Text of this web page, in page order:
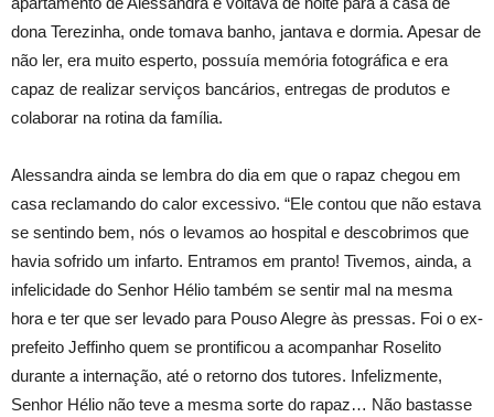
dona Terezinha, onde tomava banho, jantava e dormia. Apesar de
não ler, era muito esperto, possuía memória fotográfica e era
capaz de realizar serviços bancários, entregas de produtos e
colaborar na rotina da família.
Alessandra ainda se lembra do dia em que o rapaz chegou em
casa reclamando do calor excessivo. “Ele contou que não estava
se sentindo bem, nós o levamos ao hospital e descobrimos que
havia sofrido um infarto. Entramos em pranto! Tivemos, ainda, a
infelicidade do Senhor Hélio também se sentir mal na mesma
hora e ter que ser levado para Pouso Alegre às pressas. Foi o ex-
prefeito Jeffinho quem se prontificou a acompanhar Roselito
durante a internação, até o retorno dos tutores. Infelizmente,
Senhor Hélio não teve a mesma sorte do rapaz… Não bastasse